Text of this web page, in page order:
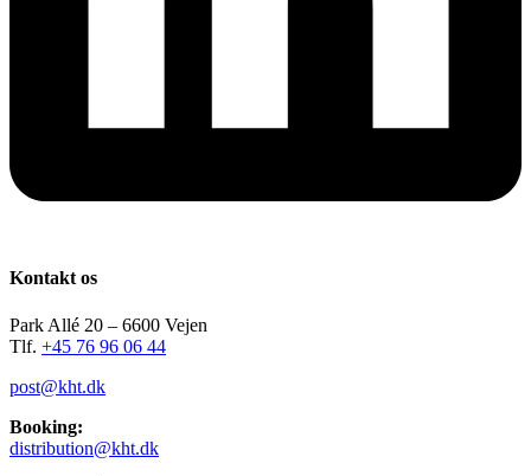
Kontakt os
Park Allé 20 – 6600 Vejen
Tlf. +45 76 96 06 44
post@kht.dk
Booking:
distribution@kht.dk